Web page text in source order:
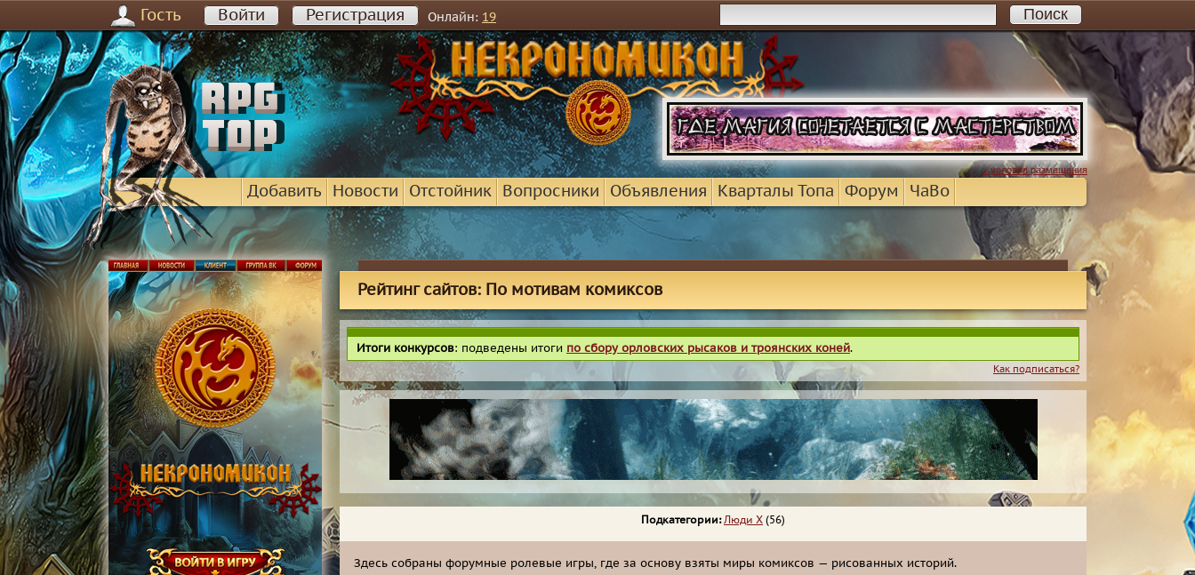
Гость Войти Регистрация Онлайн: 19
Добавить Новости Отстойник Вопросники Объявления Кварталы Топа Форум ЧаВо
...условия размещения
Рейтинг сайтов: По мотивам комиксов
Итоги конкурсов: подведены итоги по сбору орловских рысаков и троянских коней.
Как подписаться?
Подкатегории: Люди Х (56)
Здесь собраны форумные ролевые игры, где за основу взяты миры комиксов — рисованных историй.